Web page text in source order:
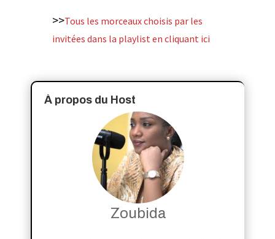
>>Tous les morceaux choisis par les
invitées dans la playlist en cliquant ici
À propos du Host
Zoubida